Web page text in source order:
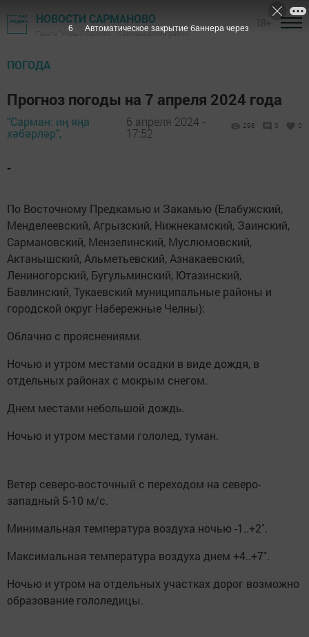
НОВОСТИ САРМАНОВО
Газета "Новый Сарман" - Сармановский район
ПОГОДА
Прогноз погоды на 7 апреля 2024 года
"Сарман: иң яңа
хәбәрләр",
6 апреля 2024 -
17:52
298 0 0
-
По Восточному Предкамью и Закамью (Елабужский,
Менделеевский, Агрызский, Нижнекамский, Заинский,
Сармановский, Мензелинский, Муслюмовский,
Актанышский, Альметьевский, Азнакаевский,
Лениногорский, Бугульминский, Ютазинский,
Бавлинский, Тукаевский муниципальные районы и
городской округ Набережные Челны):
Облачно с прояснениями.
Ночью и утром местами осадки в виде дождя, в
отдельных районах с мокрым снегом.
Днем местами небольшой дождь.
Ночью и утром местами гололед, туман.
Ветер северо-восточный с переходом на северо-
западный 5-10 м/с.
Минимальная температура воздуха ночью -1..+2˚.
Максимальная температура воздуха днем +4..+7˚.
Ночью и утром на отдельных участках дорог возможно
образование гололедицы.
5 Автоматическое закрытие баннера через